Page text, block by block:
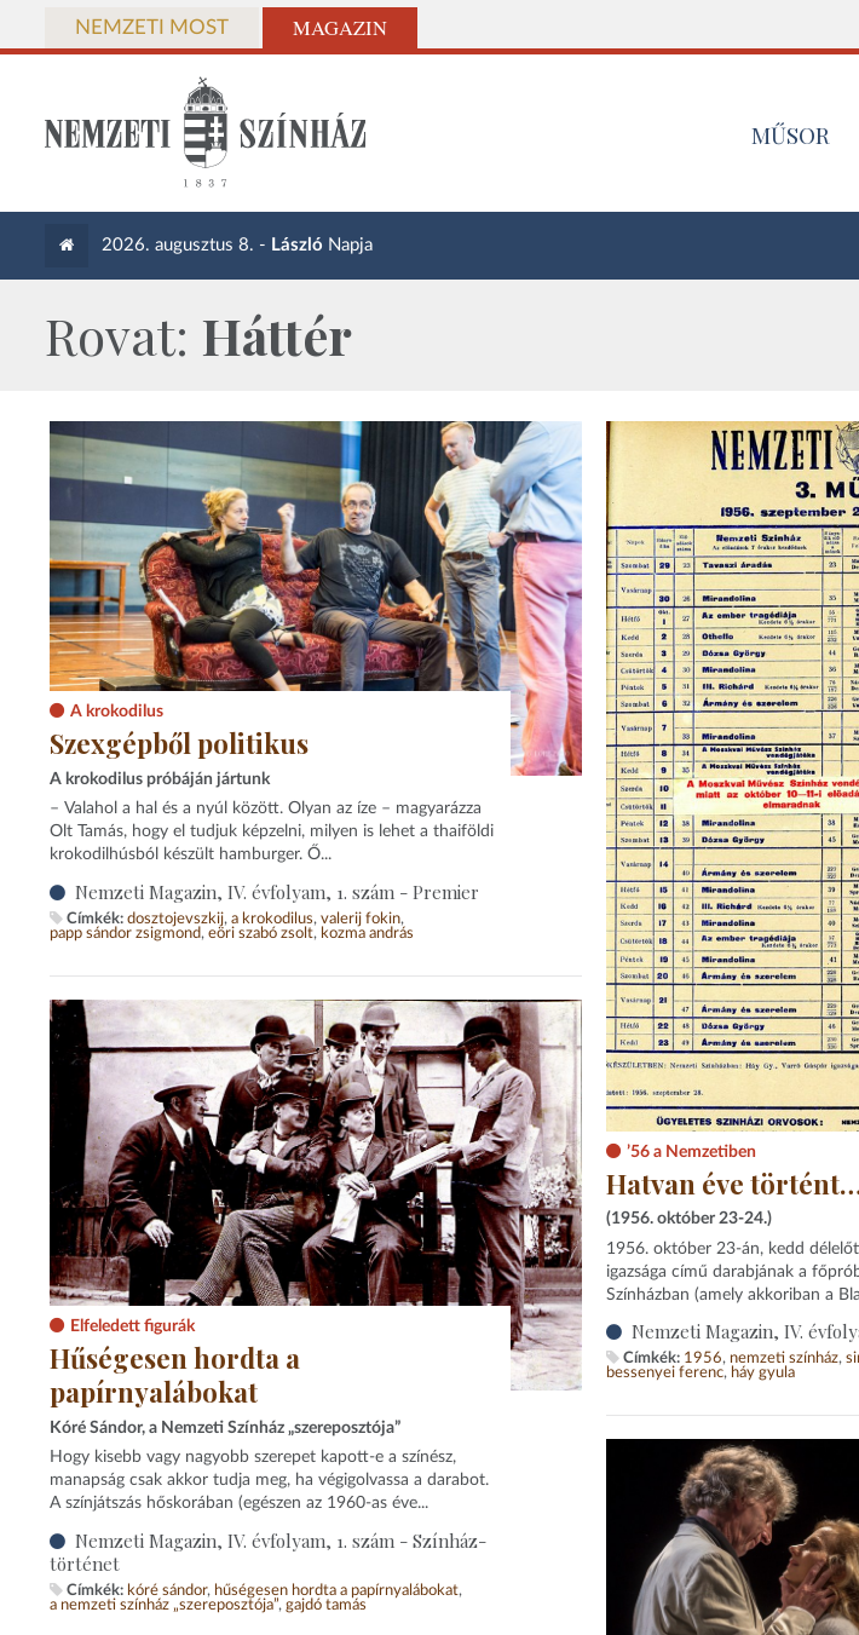
NEMZETI MOST MAGAZIN
MŰSOR
2026. augusztus 8. - László Napja
Rovat: Háttér
A krokodilus
Szexgépből politikus
A krokodilus próbáján jártunk
– Valahol a hal és a nyúl között. Olyan az íze – magyarázza
Olt Tamás, hogy el tudjuk képzelni, milyen is lehet a thaiföldi
krokodilhúsból készült hamburger. Ő...
Nemzeti Magazin, IV. évfolyam, 1. szám - Premier
Címkék: dosztojevszkij a krokodilus valerij fokin
papp sándor zsigmond eöri szabó zsolt kozma andrás
’56 a Nemzetiben
Hatvan éve
(1956. október 23-24.)
1956. október 23-án, kedd
igazsága című darabjának a
Színházban (amely akkoriban a
Nemzeti Magazin, IV.
Címkék: 1956 nemzeti színház
bessenyei ferenc
háy gyula
Elfeledett figurák
Hűségesen hordta a
papírnyalábokat
Kóré Sándor, a Nemzeti Színház „szereposztója”
Hogy kisebb vagy nagyobb szerepet kapott-e a színész,
manapság csak akkor tudja meg, ha végigolvassa a darabot.
A színjátszás hőskorában (egészen az 1960-as éve...
Nemzeti Magazin, IV. évfolyam, 1. szám - Színház-
történet
Címkék: kóré sándor
hűségesen hordta a papírnyalábokat
a nemzeti színház „szereposztója” gajdó tamás